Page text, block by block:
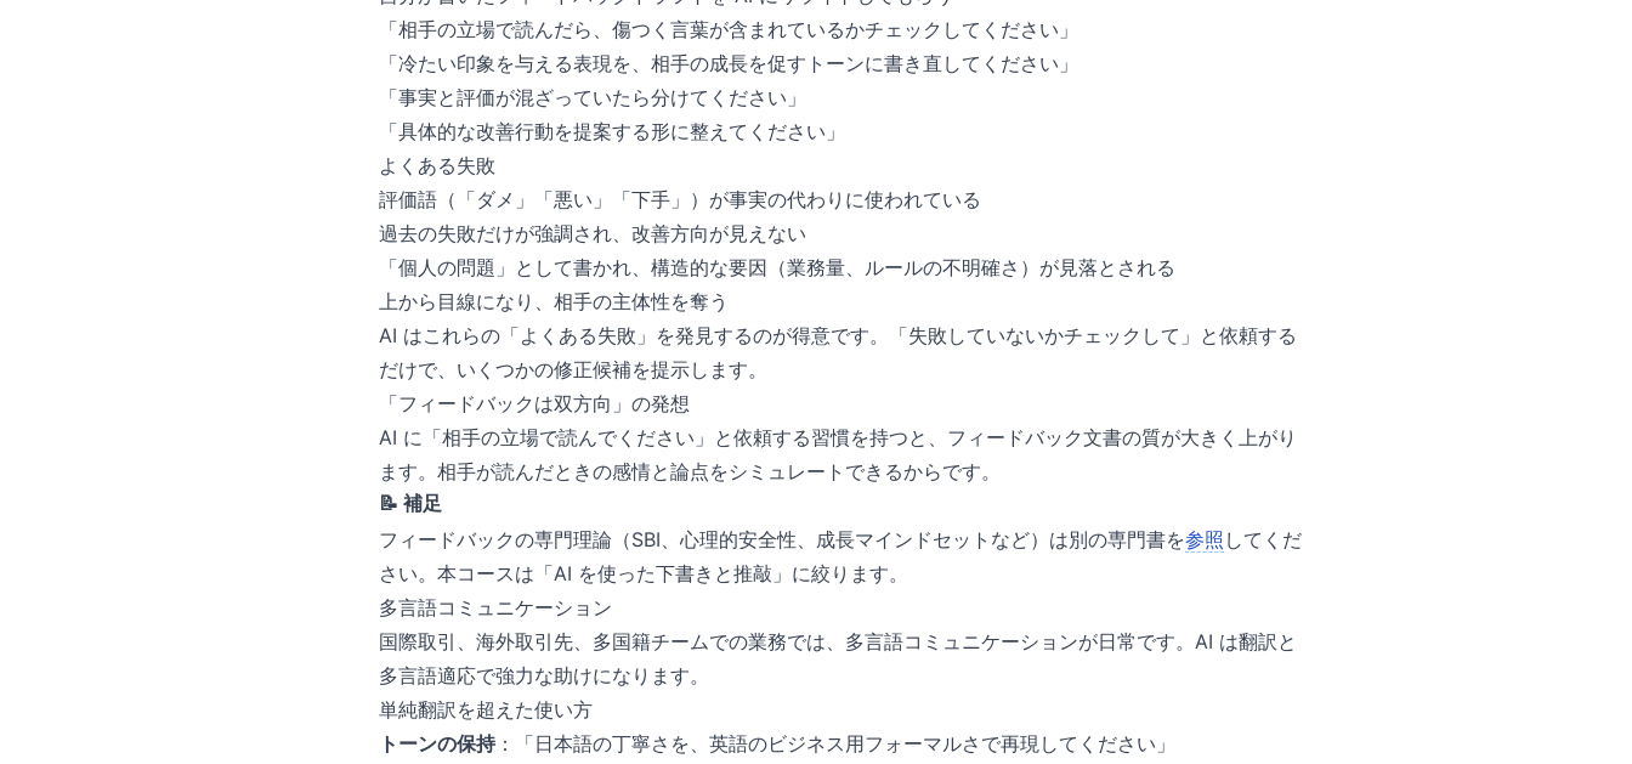
「相手の立場で読んだら、傷つく言葉が含まれているかチェックしてください」
「冷たい印象を与える表現を、相手の成長を促すトーンに書き直してください」
「事実と評価が混ざっていたら分けてください」
「具体的な改善行動を提案する形に整えてください」
よくある失敗
評価語（「ダメ」「悪い」「下手」）が事実の代わりに使われている
過去の失敗だけが強調され、改善方向が見えない
「個人の問題」として書かれ、構造的な要因（業務量、ルールの不明確さ）が見落とされる
上から目線になり、相手の主体性を奪う
AI はこれらの「よくある失敗」を発見するのが得意です。「失敗していないかチェックして」と依頼する
だけで、いくつかの修正候補を提示します。
「フィードバックは双方向」の発想
AI に「相手の立場で読んでください」と依頼する習慣を持つと、フィードバック文書の質が大きく上がり
ます。相手が読んだときの感情と論点をシミュレートできるからです。
📝 補足
フィードバックの専門理論（SBI、心理的安全性、成長マインドセットなど）は別の専門書を参照 してくだ
さい。本コースは「AI を使った下書きと推敲」に絞ります。
多言語コミュニケーション
国際取引、海外取引先、多国籍チームでの業務では、多言語コミュニケーションが日常です。AI は翻訳と
多言語適応で強力な助けになります。
単純翻訳を超えた使い方
トーンの保持：「日本語の丁寧さを、英語のビジネス用フォーマルさで再現してください」